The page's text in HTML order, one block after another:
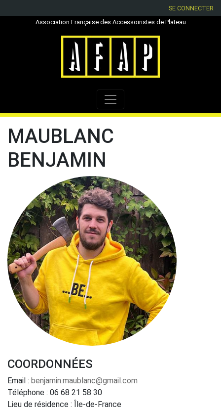
SE CONNECTER
Association Française des Accessoiristes de Plateau
MAUBLANC
BENJAMIN
COORDONNÉES
Email : benjamin.maublanc@gmail.com
Téléphone : 06 68 21 58 30
Lieu de résidence : Île-de-France